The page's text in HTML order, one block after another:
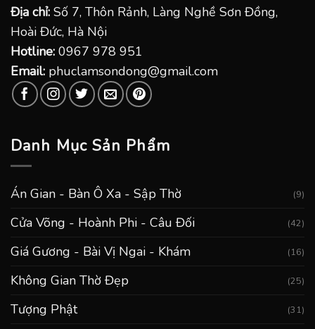
Địa chỉ: Số 7, Thôn Rảnh, Làng Nghề Sơn Đồng,
Hoài Đức, Hà Nội
Hotline: 0967 978 951
Email: phuclamsondong@gmail.com
Danh Mục Sản Phẩm
Án Gian - Bàn Ô Xa - Sập Thờ (9)
Cửa Võng - Hoành Phi - Câu Đối (42)
Giá Gương - Bài Vị Ngai - Khám (16)
Không Gian Thờ Đẹp (25)
Tượng Phật (31)